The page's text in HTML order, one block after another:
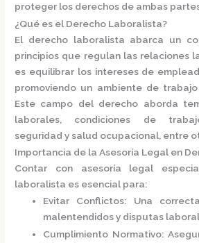
proteger los derechos de ambas
¿Qué es el Derecho Laboralista?
El derecho laboralista abarca un
principios que regulan las relaciones
es equilibrar los intereses de
promoviendo un ambiente de
Este campo del derecho aborda
laborales, condiciones de
seguridad y salud ocupacional, entre
Importancia de la Asesoría Legal en
Contar con asesoría legal
laboralista es esencial para:
Evitar Conflictos: Una
malentendidos y disputas
Cumplimiento Normativo: